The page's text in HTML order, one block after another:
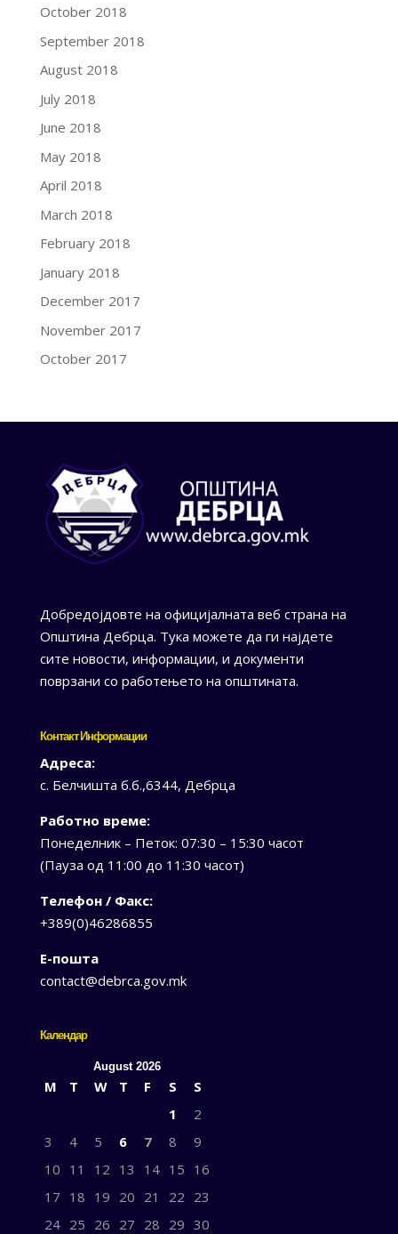
October 2018
September 2018
August 2018
July 2018
June 2018
May 2018
April 2018
March 2018
February 2018
January 2018
December 2017
November 2017
October 2017
Добредојдовте на официјалната веб страна на
Општина Дебрца. Тука можете да ги најдете
сите новости, информации, и документи
поврзани со работењето на општината.
Контакт Информации
Адреса:
с. Белчишта б.б.,6344, Дебрца
Работно време:
Понеделник – Петок: 07:30 – 15:30 часот
(Пауза од 11:00 до 11:30 часот)
Телефон / Факс:
+389(0)46286855
Е-пошта
contact@debrca.gov.mk
Календар
August 2026
M T W T F S
S
1
2
3
4 5 6 7 8
9
10 11 12 13 14 15 16
17 18 19 20 21 22 23
24 25 26 27 28 29 30